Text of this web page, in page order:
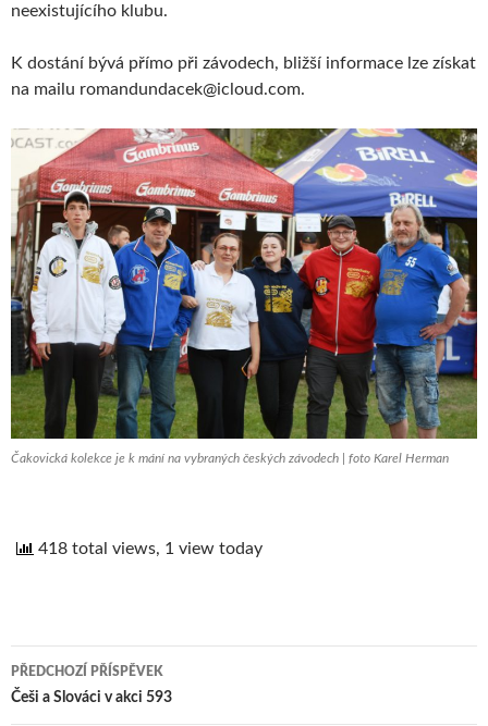
neexistujícího klubu.
K dostání bývá přímo při závodech, bližší informace lze získat
na mailu romandundacek@icloud.com.
Čakovická kolekce je k mání na vybraných českých závodech | foto Karel Herman
418 total views, 1 view today
Navigace
PŘEDCHOZÍ PŘÍSPĚVEK
Češi a Slováci v akci 593